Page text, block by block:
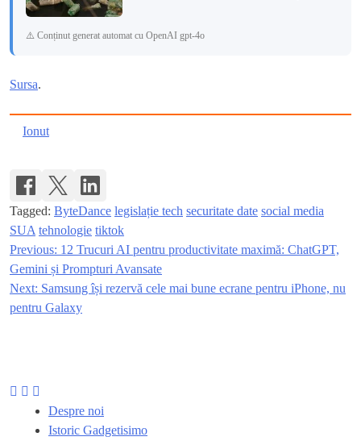
⚠️ Conținut generat automat cu OpenAI gpt-4o
Sursa.
Ionut
Tagged: ByteDance legislație tech securitate date social media
SUA tehnologie tiktok
Navigare
în
articole
Previous: 12 Trucuri AI pentru productivitate maximă: ChatGPT,
Gemini și Prompturi Avansate
Next: Samsung își rezervă cele mai bune ecrane pentru iPhone, nu
pentru Galaxy
Despre noi
Istoric Gadgetisimo